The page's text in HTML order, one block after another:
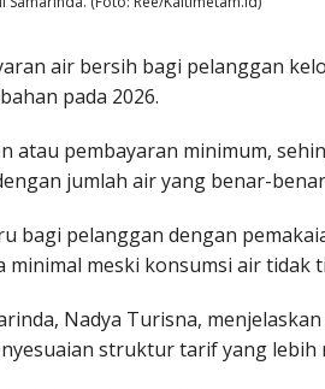
air bersih bagi pelanggan
pada 2026.
atau pembayaran minimum,
jumlah air yang benar-
bagi pelanggan dengan
meski konsumsi air tidak
Nadya Turisna,
struktur tarif yang lebih